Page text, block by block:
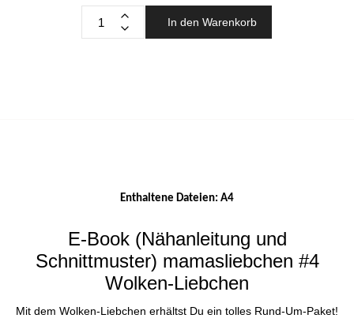
In den Warenkorb
Enthaltene Dateien: A4
E-Book (Nähanleitung und
Schnittmuster) mamasliebchen #4
Wolken-Liebchen
Mit dem Wolken-Liebchen erhältst Du ein tolles Rund-Um-Paket!